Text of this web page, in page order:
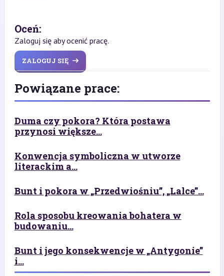
Oceń:
Zaloguj się aby ocenić pracę.
ZALOGUJ SIĘ
Powiązane prace:
Duma czy pokora? Która postawa
przynosi większe...
Konwencja symboliczna w utworze
literackim a...
Bunt i pokora w „Przedwiośniu”, „Lalce”...
Rola sposobu kreowania bohatera w
budowaniu...
Bunt i jego konsekwencje w „Antygonie”
i...